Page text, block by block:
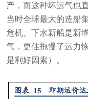
产，而这种坏运气也
当时全球最大的造船
危机。下水新船是新
气，更佳拖慢了运力
是利好因素）。